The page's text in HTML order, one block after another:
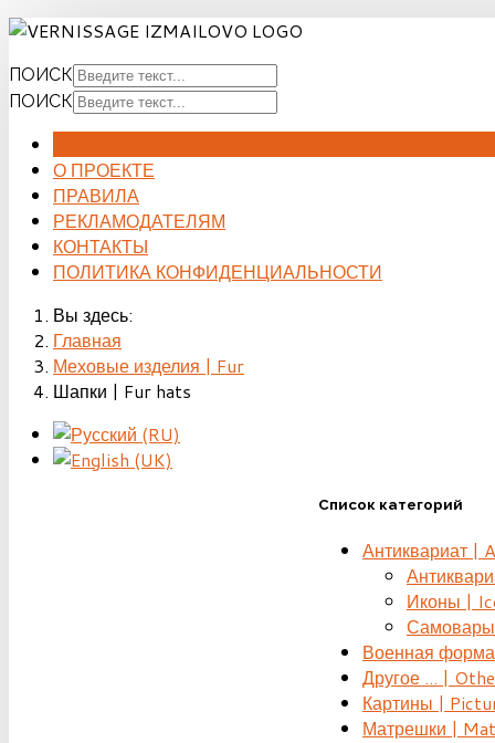
ПОИСК
ПОИСК
О ПРОЕКТЕ
ПРАВИЛА
РЕКЛАМОДАТЕЛЯМ
КОНТАКТЫ
ПОЛИТИКА КОНФИДЕНЦИАЛЬНОСТИ
Вы здесь:
Главная
Меховые изделия | Fur
Шапки | Fur hats
Список категорий
Антиквариат |
Иконы |
Военная
Другое ... |
Картины |
Матрешки |